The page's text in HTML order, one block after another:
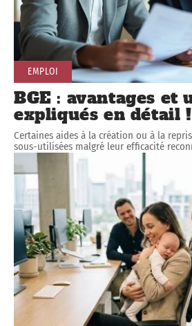
EMPLOI
BGE : avantages et
expliqués en détail !
Certaines aides à la création ou à la
sous-utilisées malgré leur efficacité